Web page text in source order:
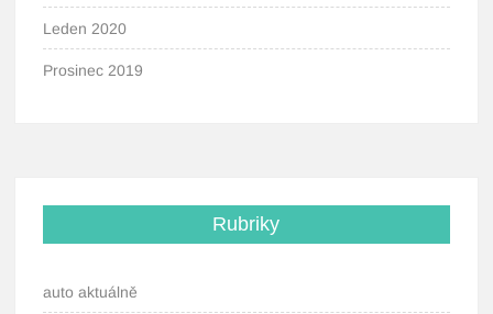
Leden 2020
Prosinec 2019
Rubriky
auto aktuálně